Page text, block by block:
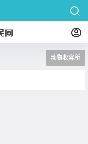
动物收容所